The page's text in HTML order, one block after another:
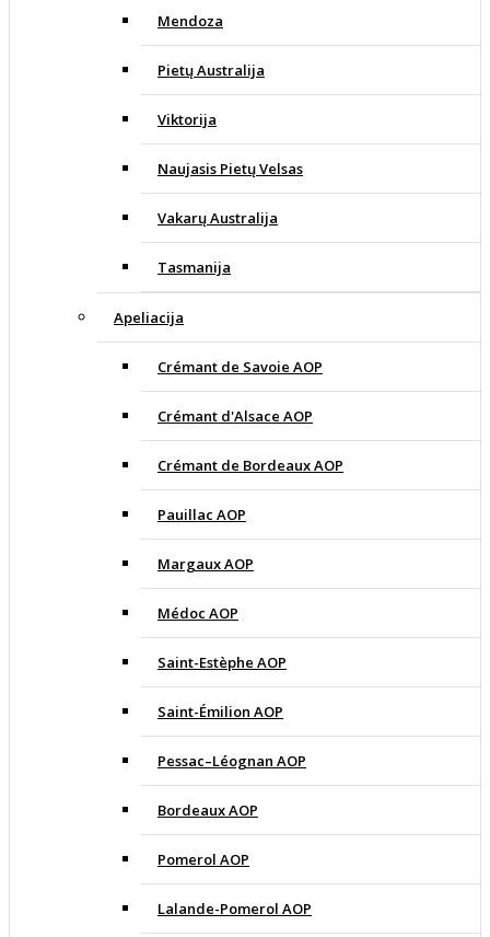
Mendoza
Pietų Australija
Viktorija
Naujasis Pietų Velsas
Vakarų Australija
Tasmanija
Apeliacija
Crémant de Savoie AOP
Crémant d'Alsace AOP
Crémant de Bordeaux AOP
Pauillac AOP
Margaux AOP
Médoc AOP
Saint-Estèphe AOP
Saint-Émilion AOP
Pessac–Léognan AOP
Bordeaux AOP
Pomerol AOP
Lalande-Pomerol AOP